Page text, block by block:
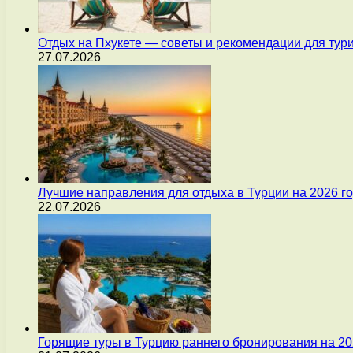
Отдых на Пхукете — советы и рекомендации для
27.07.2026
Лучшие направления для отдыха в Турции на 2026
22.07.2026
Горящие туры в Турцию раннего бронирования на